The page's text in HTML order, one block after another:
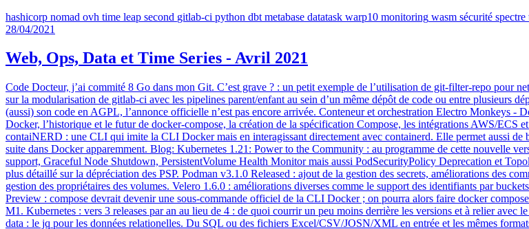
hashicorp nomad ovh time leap second gitlab-ci python dbt metabase datatask warp10 monitoring wasm sécurité spectre
28/04/2021
Web, Ops, Data et Time Series - Avril 2021
Code Docteur, j’ai commité 8 Go dans mon Git. C’est grave ? : un petit exemple de l’utilisation de git-filter-repo pour
sur la modularisation de gitlab-ci avec les pipelines parent/enfant au sein d’un même dépôt de code ou entre plusieurs
(aussi) son code en AGPL, l’annonce officielle n’est pas encore arrivée. Conteneur et orchestration Electro Monkeys
Docker, l’historique et le futur de docker-compose, la création de la spécification Compose, les intégrations AWS/
contaiNERD : une CLI qui imite la CLI Docker mais en interagissant directement avec containerd. Elle permet aussi
suite dans Docker apparemment. Blog: Kubernetes 1.21: Power to the Community : au programme de cette nouvelle
support, Graceful Node Shutdown, PersistentVolume Health Monitor mais aussi PodSecurityPolicy Deprecation et
plus détaillé sur la dépréciation des PSP. Podman v3.1.0 Released : ajout de la gestion des secrets, améliorations des
gestion des propriétaires des volumes. Velero 1.6.0 : améliorations diverses comme le support des identifiants par
Preview : compose devrait devenir une sous-commande officiel de la CLI Docker ; on pourra alors faire docker
M1. Kubernetes : vers 3 releases par an au lieu de 4 : de quoi courrir un peu moins derrière les versions et à relier
data : le jq pour les données relationelles. Du SQL ou des fichiers Excel/CSV/JOSN/XML en entrée et les mêmes